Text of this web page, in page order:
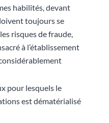
habilités, devant
toujours se
risques de fraude,
à l’établissement
pour lesquels le
est dématérialisé